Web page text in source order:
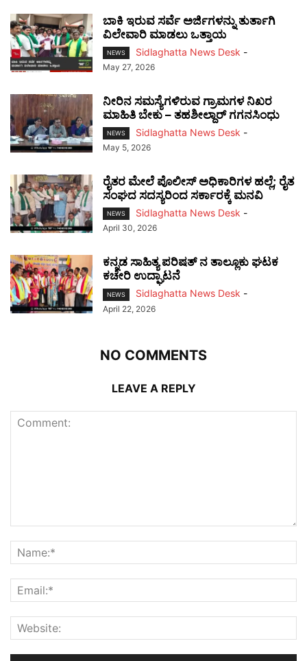
ಬಾಕಿ ಇರುವ ಸರ್ವೆ ಅರ್ಜಿಗಳನ್ನು ತುರ್ತಾಗಿ
ವಿಲೇವಾರಿ ಮಾಡಲು ಒತ್ತಾಯ
NEWS Sidlaghatta News Desk -
May 27, 2026
ನೀರಿನ ಸಮಸ್ಯೆಗಳಿರುವ ಗ್ರಾಮಗಳ ನಿಖರ
ಮಾಹಿತಿ ಬೇಕು – ತಹಶೀಲ್ದಾರ್ ಗಗನಸಿಂಧು
NEWS Sidlaghatta News Desk -
May 5, 2026
ರೈತರ ಮೇಲೆ ಪೊಲೀಸ್ ಅಧಿಕಾರಿಗಳ ಹಲ್ಲೆ; ರೈತ
ಸಂಘದ ಸದಸ್ಯರಿಂದ ಸರ್ಕಾರಕ್ಕೆ ಮನವಿ
NEWS Sidlaghatta News Desk -
April 30, 2026
ಕನ್ನಡ ಸಾಹಿತ್ಯ ಪರಿಷತ್‌ ನ ತಾಲ್ಲೂಕು ಘಟಕ
ಕಚೇರಿ ಉದ್ಘಾಟನೆ
NEWS Sidlaghatta News Desk -
April 22, 2026
NO COMMENTS
LEAVE A REPLY